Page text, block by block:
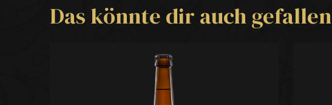
Das könnte dir auch gefallen